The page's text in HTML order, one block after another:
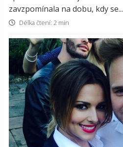
zavzpomínala na dobu, kdy se...
Délka čtení: 2 min